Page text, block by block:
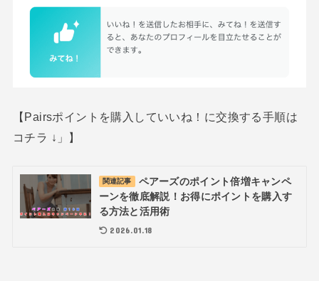
【Pairsポイントを購入していいね！に交換する手順は
コチラ ↓」】
関連記事
ペアーズのポイント倍増キャンペ
ーンを徹底解説！お得にポイントを購入す
る方法と活用術
2026.01.18